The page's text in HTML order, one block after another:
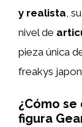
y realista ,
nivel de
pieza única
freakys
¿Cómo
figura